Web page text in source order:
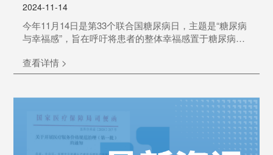
2024-11-14
今年11月14日是第33个联合国糖尿病日，主题是“糖尿病
与幸福感”，旨在呼吁将患者的整体幸福感置于糖尿病护
数据，2021年全球20-79岁的成年人中，糖尿病患者高达
5.37亿，约占全球人口的10.5%，预计到2045年将达到
多的国家，2021年我国的糖尿病患者总人数为1.409亿，
到2045年这个数字将达到1.744亿，面临严峻挑战！糖尿
病的病...
查看详情 >